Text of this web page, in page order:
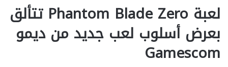
لعبة Phantom Blade Zero تتألق
بعرض أسلوب لعب جديد من ديمو
Gamescom